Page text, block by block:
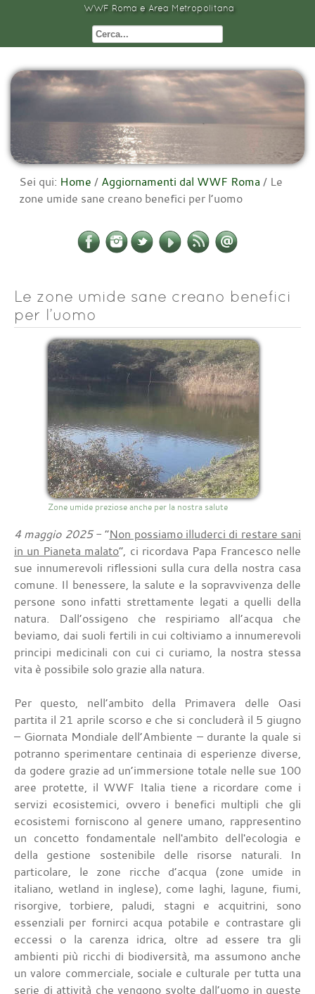
WWF Roma e Area Metropolitana
Sei qui: Home / Aggiornamenti dal WWF Roma / Le
zone umide sane creano benefici per l’uomo
Le zone umide sane creano benefici
per l’uomo
Zone umide preziose anche per la nostra salute
4 maggio 2025- “Non possiamo illuderci di restare sani
in un Pianeta malato”, ci ricordava Papa Francesco nelle
sue innumerevoli riflessioni sulla cura della nostra casa
comune. Il benessere, la salute e la sopravvivenza delle
persone sono infatti strettamente legati a quelli della
natura. Dall’ossigeno che respiriamo all’acqua che
beviamo, dai suoli fertili in cui coltiviamo a innumerevoli
principi medicinali con cui ci curiamo, la nostra stessa
vita è possibile solo grazie alla natura.
Per questo, nell’ambito della Primavera delle Oasi
partita il 21 aprile scorso e che si concluderà il 5 giugno
– Giornata Mondiale dell’Ambiente – durante la quale si
potranno sperimentare centinaia di esperienze diverse,
da godere grazie ad un’immersione totale nelle sue 100
aree protette, il WWF Italia tiene a ricordare come i
servizi ecosistemici, ovvero i benefici multipli che gli
ecosistemi forniscono al genere umano, rappresentino
un concetto fondamentale nell'ambito dell'ecologia e
della gestione sostenibile delle risorse naturali. In
particolare, le zone ricche d’acqua (zone umide in
italiano, wetland in inglese), come laghi, lagune, fiumi,
risorgive, torbiere, paludi, stagni e acquitrini, sono
essenziali per fornirci acqua potabile e contrastare gli
eccessi o la carenza idrica, oltre ad essere tra gli
ambienti più ricchi di biodiversità, ma assumono anche
un valore commerciale, sociale e culturale per tutta una
serie di attività che vengono svolte dall’uomo in queste